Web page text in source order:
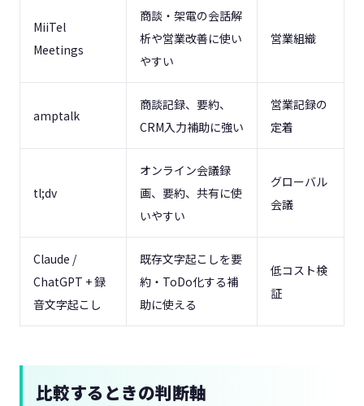
MiiTel
Meetings
商談・架電の会話解
析や営業改善に使い
やすい
営業組織
amptalk
商談記録、要約、
CRM入力補助に強い
営業記録の
定着
tl;dv
オンライン会議録
画、要約、共有に使
いやすい
グローバル
会議
Claude /
ChatGPT + 録
音文字起こし
既存文字起こしを要
約・ToDo化する補
助に使える
低コスト検
証
比較するときの判断軸